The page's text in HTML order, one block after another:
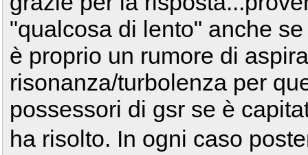
"qualcosa di lento" anche
è proprio un rumore di
risonanza/turbolenza per
possessori di gsr se è
ha risolto. In ogni caso